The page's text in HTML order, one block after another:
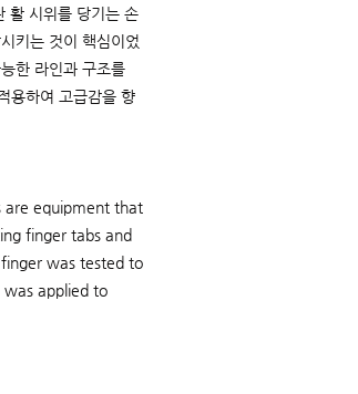
활 시위를 당기는 손
키는 것이 핵심이었
한 라인과 구조를
용하여 고급감을 향
are equipment that
finger tabs and
was tested to
applied to